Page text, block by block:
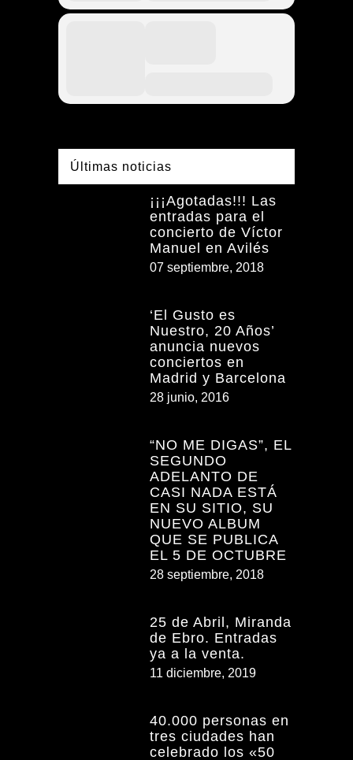
Últimas noticias
¡¡¡Agotadas!!! Las
entradas para el
concierto de Víctor
Manuel en Avilés
07 septiembre, 2018
‘El Gusto es
Nuestro, 20 Años’
anuncia nuevos
conciertos en
Madrid y Barcelona
28 junio, 2016
“NO ME DIGAS”, EL
SEGUNDO
ADELANTO DE
CASI NADA ESTÁ
EN SU SITIO, SU
NUEVO ALBUM
QUE SE PUBLICA
EL 5 DE OCTUBRE
28 septiembre, 2018
25 de Abril, Miranda
de Ebro. Entradas
ya a la venta.
11 diciembre, 2019
40.000 personas en
tres ciudades han
celebrado los «50